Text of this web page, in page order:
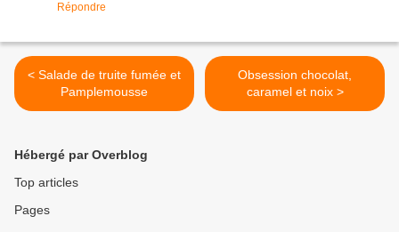
Répondre
< Salade de truite fumée et
Pamplemousse
Obsession chocolat,
caramel et noix >
Hébergé par Overblog
Top articles
Pages